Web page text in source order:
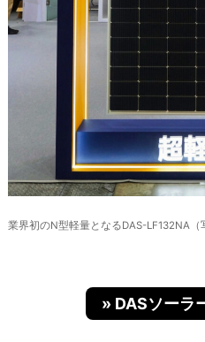
業界初のN型軽量となるDAS-LF132NA（
» DASソーラ